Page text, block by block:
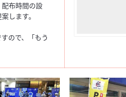
布時間の設
します。
ので、「もう